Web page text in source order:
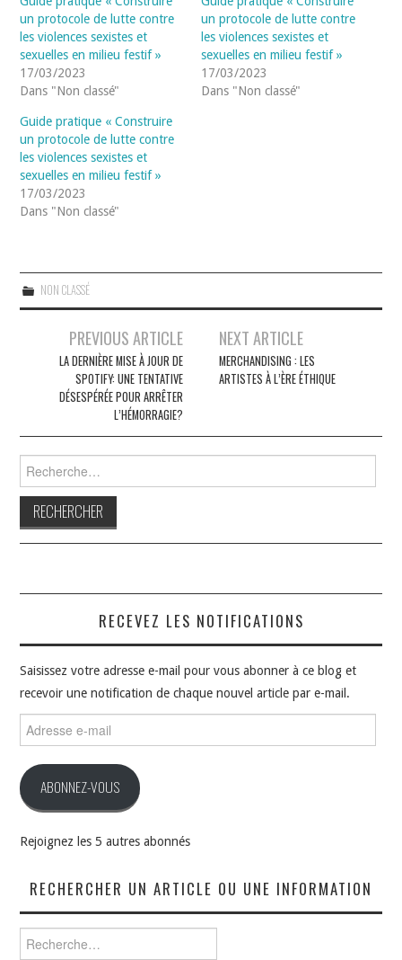
un protocole de lutte contre
les violences sexistes et
sexuelles en milieu festif »
17/03/2023
Dans "Non classé"
un protocole de lutte contre
les violences sexistes et
sexuelles en milieu festif »
17/03/2023
Dans "Non classé"
Guide pratique « Construire
un protocole de lutte contre
les violences sexistes et
sexuelles en milieu festif »
17/03/2023
Dans "Non classé"
NON CLASSÉ
Navigation
articles
PREVIOUS ARTICLE
LA DERNIÈRE MISE À JOUR DE
SPOTIFY: UNE TENTATIVE
DÉSESPÉRÉE POUR ARRÊTER
L’HÉMORRAGIE?
NEXT ARTICLE
MERCHANDISING : LES
ARTISTES À L’ÈRE ÉTHIQUE
RECEVEZ LES NOTIFICATIONS
Saisissez votre adresse e-mail pour vous abonner à ce blog et
recevoir une notification de chaque nouvel article par e-mail.
e-
ABONNEZ-VOUS
Rejoignez les 5 autres abonnés
RECHERCHER UN ARTICLE OU UNE INFORMATION